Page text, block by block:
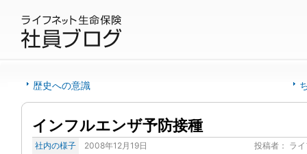
歴史への意識
インフルエンザ予防接種
社内の様子 2008年12月19日 投稿者： ラ